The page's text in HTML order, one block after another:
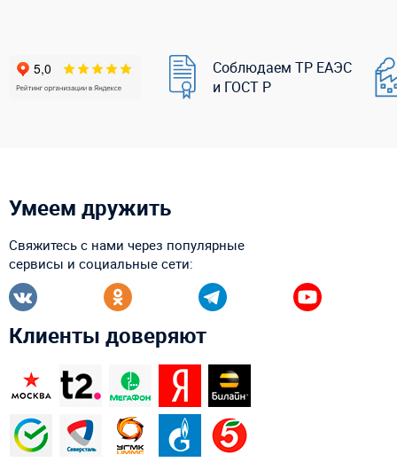
Соблюдаем ТР ЕАЭС
и ГОСТ Р
Умеем дружить
Свяжитесь с нами через популярные
сервисы и социальные сети:
Клиенты доверяют